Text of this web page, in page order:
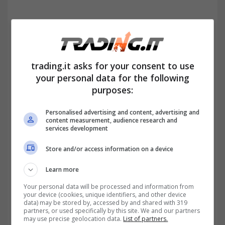
In ambito di eredità
svolta storica parlando di richiesta di
quota legittima,
nuovo orientamentosemplifica l’accesso
alla giustiziaper i legittimari mediante
trading.it asks for your consent to use
your personal data for the following
purposes:
Personalised advertising and content, advertising and
content measurement, audience research and
services development
Store and/or access information on a device
Learn more
Your personal data will be processed and information from
your device (cookies, unique identifiers, and other device
data) may be stored by, accessed by and shared with 319
partners, or used specifically by this site. We and our partners
may use precise geolocation data. List of partners.